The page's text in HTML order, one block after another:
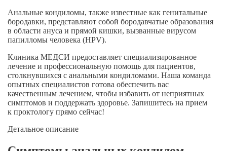
Анальные кондиломы, также известные как генитальные
бородавки, представляют собой бородавчатые образования
в области ануса и прямой кишки, вызванные вирусом
папилломы человека (HPV).
Клиника МЕДСИ предоставляет специализированное
лечение и профессиональную помощь для пациентов,
столкнувшихся с анальными кондиломами. Наша команда
опытных специалистов готова обеспечить вас
качественным лечением, чтобы избавить от неприятных
симптомов и поддержать здоровье. Запишитесь на прием
к проктологу прямо сейчас!
Детальное описание